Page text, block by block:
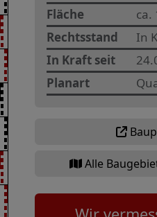
Fläche
ca.
Rechtsstand
In
In Kraft seit
Planart
Alle